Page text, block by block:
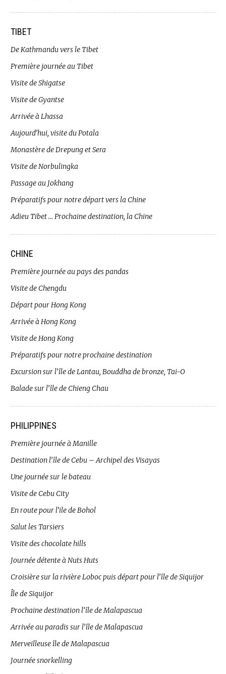
TIBET
De Kathmandu vers le Tibet
Première journée au Tibet
Visite de Shigatse
Visite de Gyantse
Arrivée à Lhassa
Aujourd’hui, visite du Potala
Monastère de Drepung et Sera
Visite de Norbulingka
Passage au Jokhang
Préparatifs pour notre départ vers la Chine
Adieu Tibet … Prochaine destination, la Chine
CHINE
Première journée au pays des pandas
Visite de Chengdu
Départ pour Hong Kong
Arrivée à Hong Kong
Visite de Hong Kong
Préparatifs pour notre prochaine destination
Excursion sur l’île de Lantau, Bouddha de bronze, Tai-O
Balade sur l’île de Chieng Chau
PHILIPPINES
Première journée à Manille
Destination l’île de Cebu – Archipel des Visayas
Une journée sur le bateau
Visite de Cebu City
En route pour l’ile de Bohol
Salut les Tarsiers
Visite des chocolate hills
Journée détente à Nuts Huts
Croisière sur la rivière Loboc puis départ pour l’île de Siquijor
Île de Siquijor
Prochaine destination l’île de Malapascua
Arrivée au paradis sur l’île de Malapascua
Merveilleuse île de Malapascua
Journée snorkelling